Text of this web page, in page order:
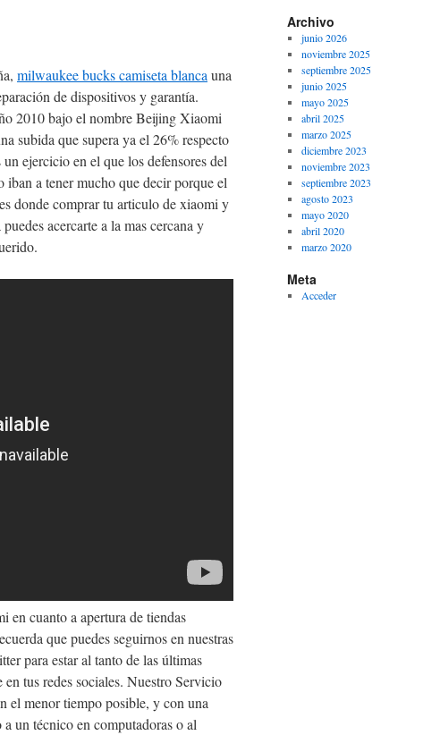
milwaukee bucks camiseta blanca una
de dispositivos y garantía.
2010 bajo el nombre Beijing Xiaomi
subida que supera ya el 26% respecto
ejercicio en el que los defensores del
iban a tener mucho que decir porque el
donde comprar tu articulo de xiaomi y
acercarte a la mas cercana y
en cuanto a apertura de tiendas
que puedes seguirnos en nuestras
para estar al tanto de las últimas
tus redes sociales. Nuestro Servicio
el menor tiempo posible, y con una
un técnico en computadoras o al
Archivo
junio 2026
noviembre 2025
septiembre 2025
junio 2025
mayo 2025
abril 2025
marzo 2025
diciembre 2023
noviembre 2023
septiembre 2023
agosto 2023
mayo 2020
abril 2020
marzo 2020
Meta
Acceder